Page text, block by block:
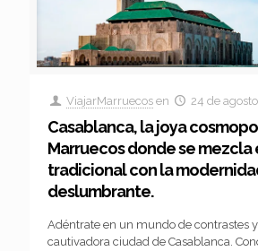
ViajarMarruecos en 24 de
Casablanca, la joya
Marruecos donde se
tradicional con la
deslumbrante.
Adéntrate en un mundo de contrastes
cautivadora ciudad de Casablanca.